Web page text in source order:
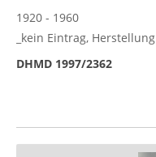
1920 - 1960
_kein Eintrag, Herstellung
DHMD 1997/2362